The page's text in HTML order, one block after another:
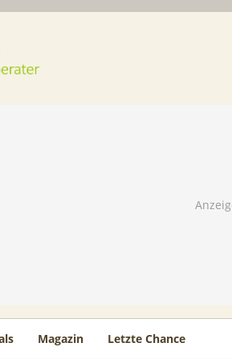
Magazin Letzte Chance